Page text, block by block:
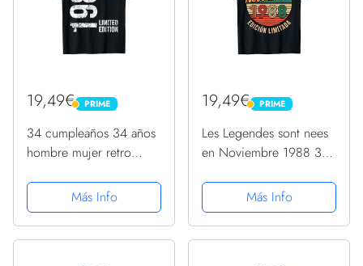
19,49€ PRIME
PRIME
34 cumpleaños 34 años
hombre mujer retro
CamisetaMás Info
19,49€ PRIME
PRIME
Les Legendes sont nees
en Noviembre 1988 34
Más Info